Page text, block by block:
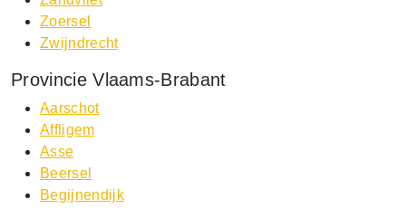
Zoersel
Zwijndrecht
Provincie Vlaams-Brabant
Aarschot
Affligem
Asse
Beersel
Begijnendijk